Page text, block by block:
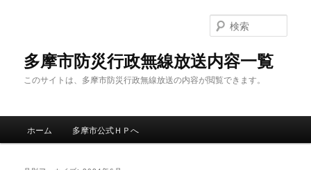
多摩市防災行政無線放送内容一覧
このサイトは、多摩市防災行政無線放送の内容が閲覧できます。
索
ホーム 多摩市公式ＨＰへ